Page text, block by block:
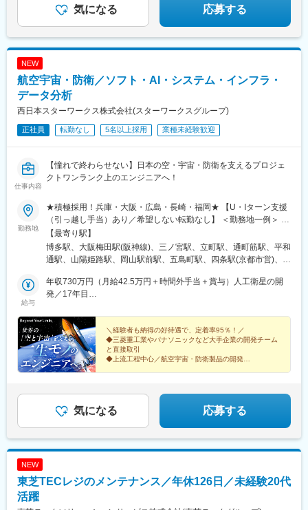
町駅、センター南駅、大宮駅(埼玉県)、和光市駅、川越駅、浦和
ケ谷駅、新浦安駅、京成津田沼駅、稲毛駅、京成船橋駅、北習志
野駅、浦安駅(千葉県)、新松戸駅、守谷駅、水戸駅、つくば駅、土
浦駅、勝田駅、取手駅、高崎駅、前橋駅、伊勢崎駅、太田駅(群馬
駅、栃木駅、東武日光駅、那須塩原駅、久屋大通駅、北新地駅、
雄温泉駅、長崎駅(長崎県)、佐世保駅、諫早駅、大村駅(長崎県)、
新大村駅、島原駅、熊本駅、八代駅、新八代駅、玉名駅、上熊本
佐伯駅、由布院駅、宮崎駅、南宮崎駅、延岡駅、日向市駅、都城
駅、小林駅(宮崎県)、鹿児島中央駅前駅、鹿児島駅、出水駅、指宿
駅、国分駅(鹿児島県)、新宿駅(東京メトロ)、代々木八幡駅、東池
袋駅、二重橋前駅、品川駅、新橋駅、とうきょうスカイツリー
駅、末広町駅(東京都)、蓮沼駅、稲荷町駅(東京都)、浜松町駅、銀
官山駅、日暮里駅、下神明駅、高輪ゲートウェイ駅、立川北駅、
新桜台駅、二子新地駅、麹町駅、奥沢駅、清澄白河駅、西太子堂
丸子駅、武蔵溝ノ口駅、京急川崎駅、石上駅、登戸駅、海老名駅
(相模線)、富士見町駅(神奈川県)、本川越駅、北与野駅、京成西船
駅、船橋駅、京成千葉駅、新津田沼駅、本八幡駅(都営線)、リゾー
トゲートウェイ・ステーション駅、市川真間駅、京成稲毛駅、習
志野駅、幸谷駅、工機前駅、中央前橋駅、西桐生駅、宇都宮駅、
中央駅、鹿児島駅前駅、新宿西口駅、代々木公園駅、虎ノ門ヒル
ズ駅、岩本町駅、京急蒲田駅、京成上野駅、銀座一丁目駅、白金
高輪駅、水道橋駅、立川南駅、江古田駅、九品仏駅、菊川駅(東京
都)、本郷三丁目駅、茅場町駅、新代田駅、高島町駅、高津駅(神奈
川県)、馬車道駅、蒲生駅、栄町駅(千葉県)、京成八幡駅、東京デ
駅、西黒崎駅、八千代町駅、二本木口駅、県立体育館前駅、高見
気になる 応募する
NEW
航空宇宙・防衛／ソフト・AI・システム・インフラ・
データ分析
西日本スターワークス株式会社(スターワークスグループ)
正社員 転勤なし 5名以上採用 業種未経験歓迎
仕事内容
【憧れで終わらせない】日本の空・宇宙・防衛を支えるプロジェ
クトワンランク上のエンジニアへ！
勤務地
★積極採用！兵庫・大阪・広島・長崎・福岡★ 【U・Iターン支援
（引っ越し手当）あり／希望しない転勤なし】 ＜勤務地一例＞ ・
三菱重工グループ └兵庫県 高砂市、神戸市 長崎県 長崎市、諫早
市、岡山県 玉野市 ・川崎重工業 └兵庫県 明石市、神戸市 ・新明
和工業 └兵庫県 神戸市東灘区、宝塚市 ・三菱電機グループ └兵庫
グループ └大阪府 門真市、守口市 、大阪市 ・NECグループ └福
岡市中央区、早良区 など ＜関西＞大阪府／兵庫県／京都府／滋賀
県／鳥取県／島根県／山口県／徳島県＜九州＞福岡県／熊本県／
長崎県／鹿児島県／宮崎県／佐賀県／大分県※テクニカルセンタ
ー・サテライトオフィスあり※マイカー通勤可※受動喫煙対策あ
り：喫煙所あり（屋外）
【最寄り駅】
博多駅、大阪梅田駅(阪神線)、三ノ宮駅、立町駅、通町筋駅、平和
通駅、山陽姫路駅、岡山駅前駅、五島町駅、四条駅(京都市営)、福
東駅、熊本城・市役所前駅、小倉駅(福岡県)、姫路駅、岡山駅、大
波止駅、烏丸駅、伊丹駅(福知山線)、櫛田神社前駅、県庁前駅(広
給与
年収730万円（月給42.5万円＋時間外手当＋賞与）人工衛星の開
発／17年目
ム開発／5年目
＼経験者も納得の好待遇で、定着率95％！／
◆三菱重工業やパナソニックなど大手企業の開発チーム
と直接取引
◆上流工程中心／航空宇宙・防衛製品の開発
気になる 応募する
NEW
東芝TECレジのメンテナンス／年休126日／未経験20代
活躍